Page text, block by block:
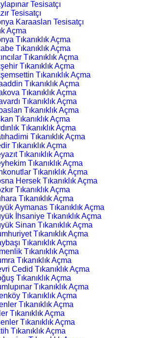
Tesisatçı
Tesisatçı
Karaaslan Tesisatçı
Açma
Tıkanıklık Açma
Tıkanıklık Açma
Tıkanıklık Açma
Tıkanıklık Açma
Tıkanıklık Açma
Tıkanıklık Açma
Tıkanıklık Açma
Tıkanıklık Açma
Tıkanıklık Açma
Tıkanıklık Açma
Tıkanıklık Açma
Tıkanıklık Açma
Tıkanıklık Açma
Tıkanıklık Açma
Tıkanıklık Açma
Tıkanıklık Açma
Hersek Tıkanıklık Açma
Tıkanıklık Açma
Tıkanıklık Açma
Aymanas Tıkanıklık Açma
İhsaniye Tıkanıklık Açma
Sinan Tıkanıklık Açma
Tıkanıklık Açma
Tıkanıklık Açma
Tıkanıklık Açma
Tıkanıklık Açma
Cedid Tıkanıklık Açma
Tıkanıklık Açma
Tıkanıklık Açma
Tıkanıklık Açma
Tıkanıklık Açma
Tıkanıklık Açma
Tıkanıklık Açma
Tıkanıklık Açma